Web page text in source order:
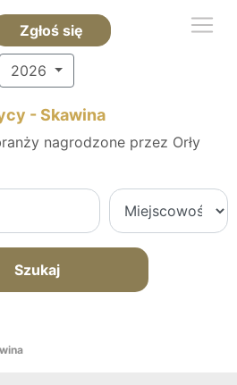
Zgłoś się
2026
- Skawina
nagrodzone przez Orły
Szukaj